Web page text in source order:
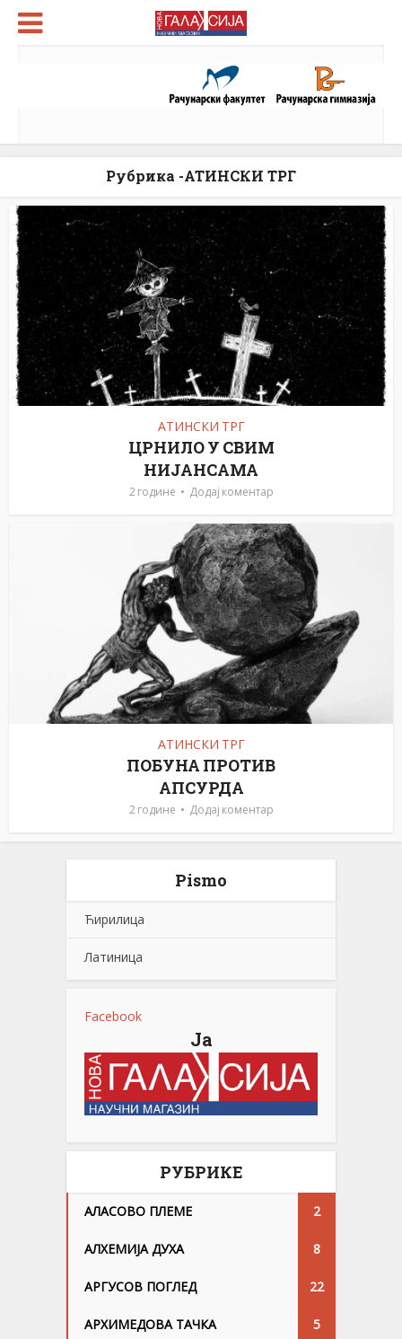
Рубрика -АТИНСКИ ТРГ
АТИНСКИ ТРГ
ЦРНИЛО У СВИМ
НИЈАНСАМА
2 године Додај коментар
АТИНСКИ ТРГ
ПОБУНА ПРОТИВ
АПСУРДА
2 године Додај коментар
Pismo
Ћирилица
Латиница
Facebook
Ја
РУБРИКЕ
АЛАСОВО ПЛЕМЕ 2
АЛХЕМИЈА ДУХА 8
АРГУСОВ ПОГЛЕД 22
АРХИМЕДОВА ТАЧКА 5